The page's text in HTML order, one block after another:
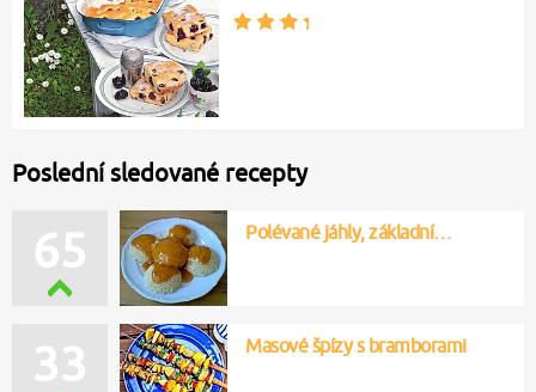
Poslední sledované recepty
65 Polévané jáhly, základní…
33 Masové špízy s bramborami